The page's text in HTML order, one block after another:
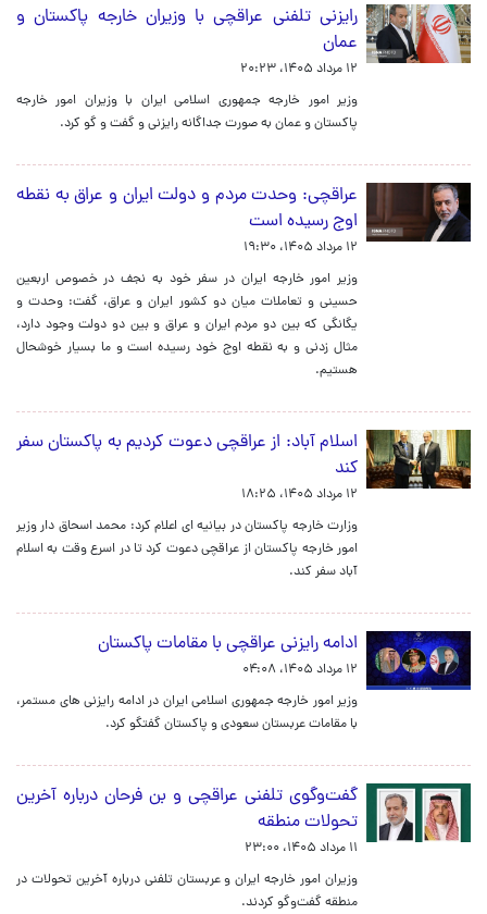
رایزنی تلفنی عراقچی با وزیران خارجه پاکستان و
عمان
۱۲ مرداد ۱۴۰۵، ۲۰:۲۳
وزیر امور خارجه جمهوری اسلامی ایران با وزیران امور خارجه
پاکستان و عمان به صورت جداگانه رایزنی و گفت و گو کرد.
عراقچی: وحدت مردم و دولت ایران و عراق به نقطه
اوج رسیده است
۱۲ مرداد ۱۴۰۵، ۱۹:۳۰
وزیر امور خارجه ایران در سفر خود به نجف در خصوص اربعین
حسینی و تعاملات میان دو کشور ایران و عراق، گفت: وحدت و
یگانگی که بین دو مردم ایران و عراق و بین دو دولت وجود دارد،
مثال زدنی و به نقطه اوج خود رسیده است و ما بسیار خوشحال
هستیم.
اسلام آباد: از عراقچی دعوت کردیم به پاکستان سفر
کند
۱۲ مرداد ۱۴۰۵، ۱۸:۲۵
وزارت خارجه پاکستان در بیانیه ای اعلام کرد: محمد اسحاق دار وزیر
امور خارجه پاکستان از عراقچی دعوت کرد تا در اسرع وقت به اسلام
آباد سفر کند.
ادامه رایزنی‌ عراقچی با مقامات پاکستان
۱۲ مرداد ۱۴۰۵، ۰۴:۰۸
وزیر امور خارجه جمهوری اسلامی ایران در ادامه رایزنی های مستمر،
با مقامات عربستان سعودی و پاکستان گفتگو کرد.
گفت‌وگوی تلفنی عراقچی و بن فرحان درباره آخرین
تحولات منطقه
۱۱ مرداد ۱۴۰۵، ۲۳:۰۰
وزیران امور خارجه ایران و عربستان تلفنی درباره آخرین تحولات در
منطقه گفت‌وگو کردند.